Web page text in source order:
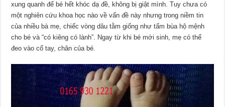
xung quanh để bé hết khóc dạ đề, không bị giật mình. Tuy chưa có
một nghiên cứu khoa học nào về vấn đề này nhưng trong niềm tin
của nhiều bà mẹ, chiếc vòng dâu tằm giống như tấm bùa hộ mệnh
cho bé và “có kiêng có lành”. Ngay từ khi bé mới sinh, mẹ có thể
đeo vào cổ tay, chân của bé.